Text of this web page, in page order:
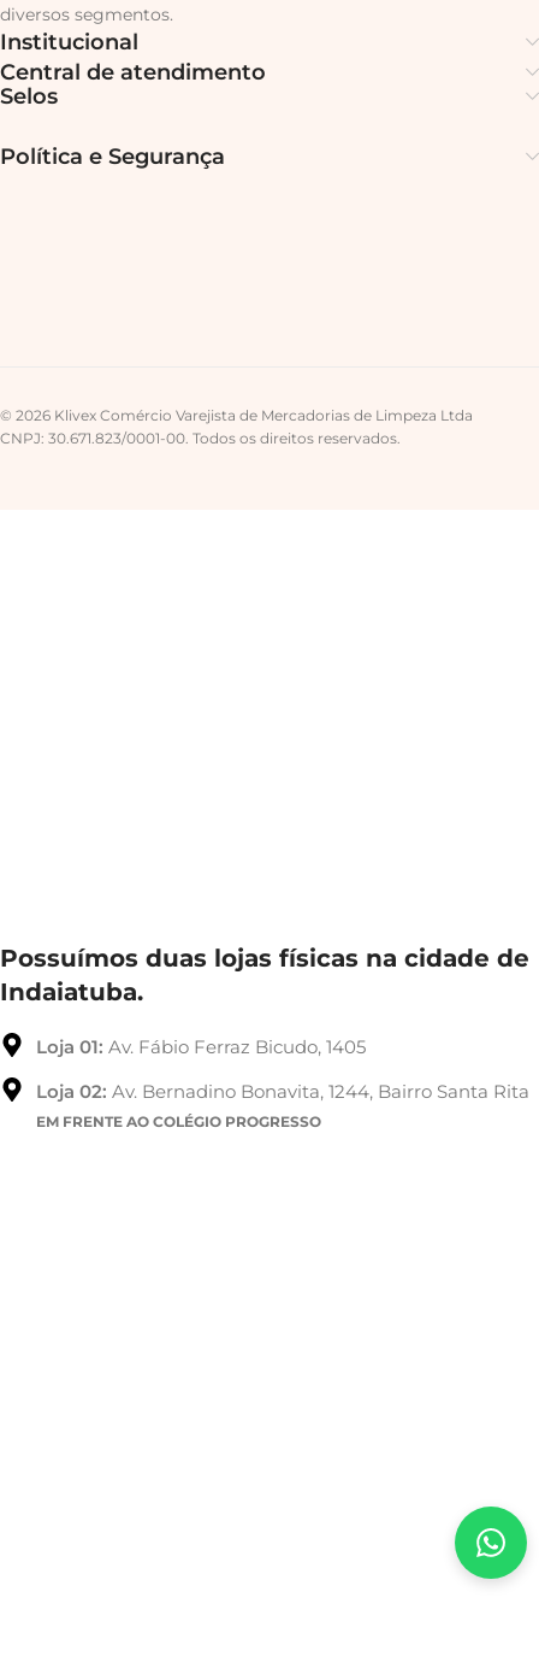
diversos segmentos.
Institucional
Central de atendimento
Selos
Política e Segurança
© 2026 Klivex Comércio Varejista de Mercadorias de Limpeza Ltda
CNPJ: 30.671.823/0001-00. Todos os direitos reservados.
Possuímos duas lojas físicas na cidade de
Indaiatuba.
Loja 01: Av. Fábio Ferraz Bicudo, 1405
Loja 02: Av. Bernadino Bonavita, 1244, Bairro Santa Rita
EM FRENTE AO COLÉGIO PROGRESSO